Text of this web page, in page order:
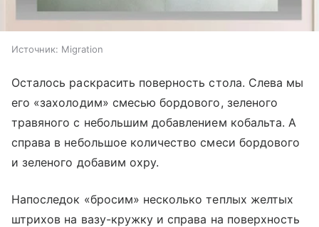
Источник: Migration
Осталось раскрасить поверность стола. Слева мы
его «захолодим» смесью бордового, зеленого
травяного с небольшим добавлением кобальта. А
справа в небольшое количество смеси бордового
и зеленого добавим охру.
Напоследок «бросим» несколько теплых желтых
штрихов на вазу-кружку и справа на поверхность